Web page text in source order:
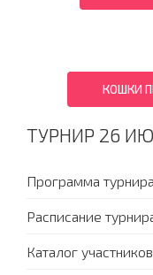
КОШКИ
ТУРНИР 26
Программа турнира
Расписание
Каталог участников